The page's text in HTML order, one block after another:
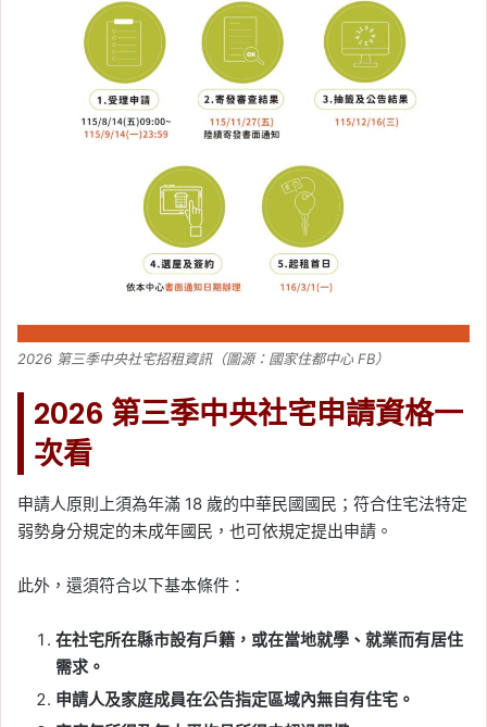
2026 第三季中央社宅招租資訊（圖源：國家住都中心 FB）
2026 第三季中央社宅申請資格一
次看
申請人原則上須為年滿 18 歲的中華民國國民；符合住宅法特定
弱勢身分規定的未成年國民，也可依規定提出申請。
此外，還須符合以下基本條件：
在社宅所在縣市設有戶籍，或在當地就學、就業而有居住
需求。
申請人及家庭成員在公告指定區域內無自有住宅。